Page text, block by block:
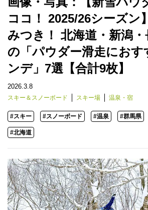
ココ！ 2025/26シーズン
みつき！ 北海道・新潟
の「パウダー滑走におす
ンデ」7選【合計9枚】
2026.3.8
スキー＆スノーボード スキー場 温泉・宿
#スキー #スノーボード #温泉 #群馬県
#北海道